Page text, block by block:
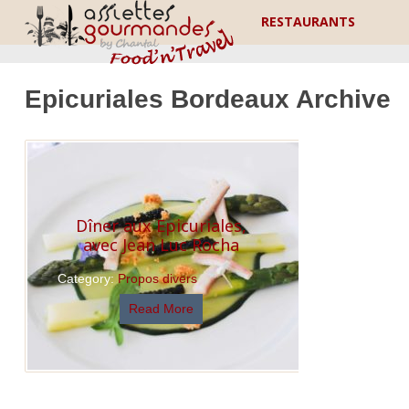
RESTAURANTS
Epicuriales Bordeaux Archive
Dîner aux Epicuriales,
avec Jean Luc Rocha
Category: Propos divers
Read More